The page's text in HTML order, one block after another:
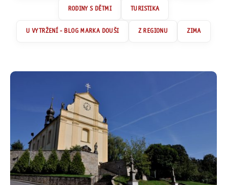
RODINY S DĚTMI TURISTIKA
U VYTRŽENÍ - BLOG MARKA DOUŠI Z REGIONU ZIMA